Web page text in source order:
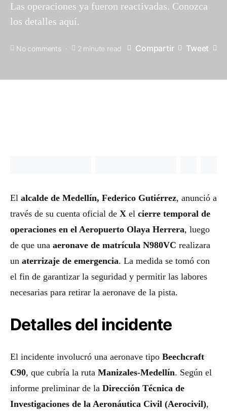
Las operaciones ya fueron reactivadas. Conozca
los detalles aquí.
No comments 2 minute read Compartir Tweet
El alcalde de Medellín, Federico Gutiérrez, anunció a
través de su cuenta oficial de X el cierre temporal de
operaciones en el Aeropuerto Olaya Herrera, luego
de que una aeronave de matrícula N980VC realizara
un aterrizaje de emergencia. La medida se tomó con
el fin de garantizar la seguridad y permitir las labores
necesarias para retirar la aeronave de la pista.
Detalles del incidente
El incidente involucró una aeronave tipo Beechcraft
C90, que cubría la ruta Manizales-Medellín. Según el
informe preliminar de la Dirección Técnica de
Investigaciones de la Aeronáutica Civil (Aerocivil),